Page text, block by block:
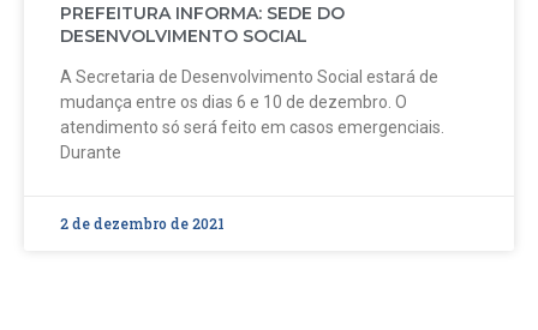
PREFEITURA INFORMA: SEDE DO
DESENVOLVIMENTO SOCIAL
A Secretaria de Desenvolvimento Social estará de
mudança entre os dias 6 e 10 de dezembro. O
atendimento só será feito em casos emergenciais.
Durante
2 de dezembro de 2021